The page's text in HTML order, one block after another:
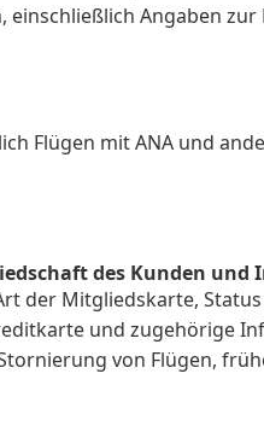
Angaben
Flügen mit ANA und
des Kunden
der Mitgliedskarte,
und zugehörige
von Flügen,